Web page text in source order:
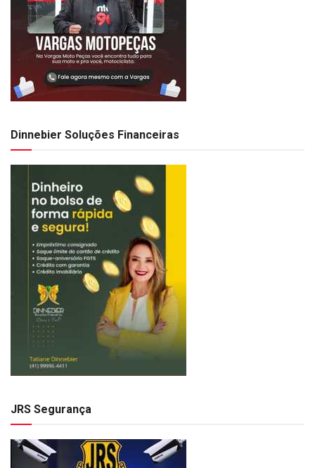
Dinnebier Soluções Financeiras
JRS Segurança